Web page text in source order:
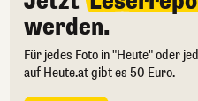
werden.
Für jedes Foto in "Heute" oder
auf Heute.at gibt es 50 Euro.